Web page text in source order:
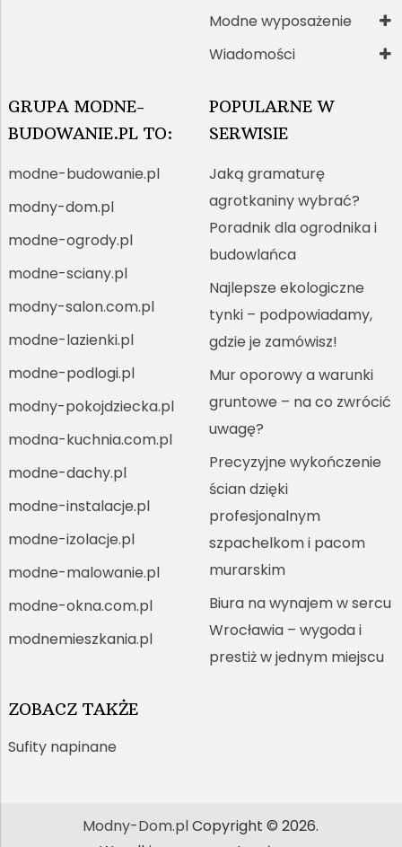
Modne wyposażenie
Wiadomości
GRUPA MODNE-
BUDOWANIE.PL TO:
modne-budowanie.pl
modny-dom.pl
modne-ogrody.pl
modne-sciany.pl
modny-salon.com.pl
modne-lazienki.pl
modne-podlogi.pl
modny-pokojdziecka.pl
modna-kuchnia.com.pl
modne-dachy.pl
modne-instalacje.pl
modne-izolacje.pl
modne-malowanie.pl
modne-okna.com.pl
modnemieszkania.pl
POPULARNE W
SERWISIE
Jaką gramaturę
agrotkaniny wybrać?
Poradnik dla ogrodnika i
budowlańca
Najlepsze ekologiczne
tynki – podpowiadamy,
gdzie je zamówisz!
Mur oporowy a warunki
gruntowe – na co zwrócić
uwagę?
Precyzyjne wykończenie
ścian dzięki
profesjonalnym
szpachelkom i pacom
murarskim
Biura na wynajem w sercu
Wrocławia – wygoda i
prestiż w jednym miejscu
ZOBACZ TAKŻE
Sufity napinane
Modny-Dom.plCopyright © 2026.